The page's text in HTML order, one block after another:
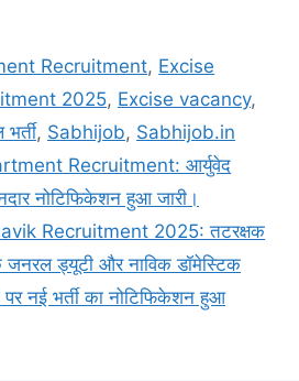
Recruitment, Excise
2025, Excise vacancy,
, Sabhijob, Sabhijob.in
Recruitment: आर्युवेद
नोटिफिकेशन हुआ जारी।
Recruitment 2025: तटरक्षक
जनरल ड्यूटी और नाविक डॉमेस्टिक
नई भर्ती का नोटिफिकेशन हुआ